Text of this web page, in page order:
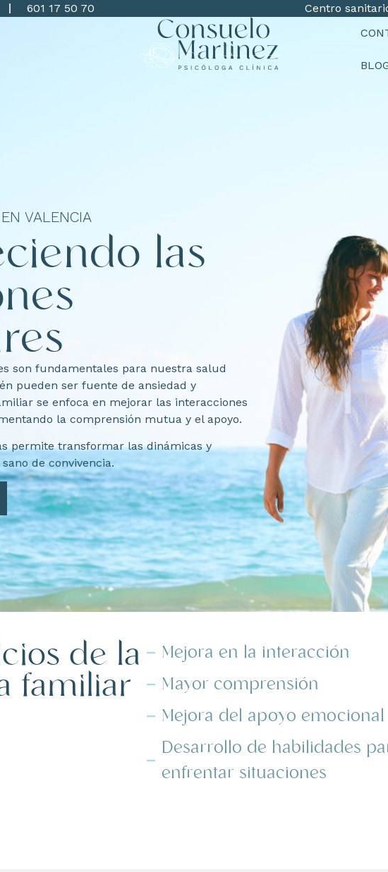
601 17 50 70 Centro
VALENCIA
las
son fundamentales para nuestra salud
pueden ser fuente de ansiedad y
se enfoca en mejorar las interacciones
la comprensión mutua y el apoyo.
permite transformar las dinámicas y
de convivencia.
de la
familiar
Mejora en la interacción
Mayor comprensión
Mejora del apoyo emocional
Desarrollo de habilidades
enfrentar situaciones